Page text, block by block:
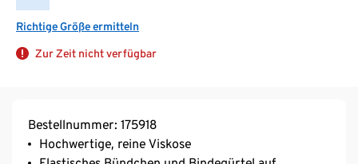
Richtige Größe ermitteln
Zur Zeit nicht verfügbar
Bestellnummer: 175918
Hochwertige, reine Viskose